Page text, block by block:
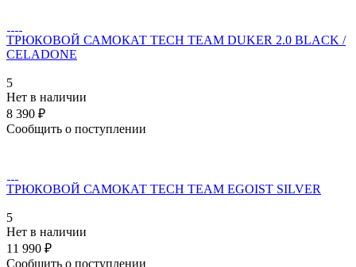
ТРЮКОВОЙ САМОКАТ TECH TEAM DUKER 2.0 BLACK /
CELADONE
5
Нет в наличии
8 390 ₽
Сообщить о поступлении
ТРЮКОВОЙ САМОКАТ TECH TEAM EGOIST SILVER
5
Нет в наличии
11 990 ₽
Сообщить о поступлении